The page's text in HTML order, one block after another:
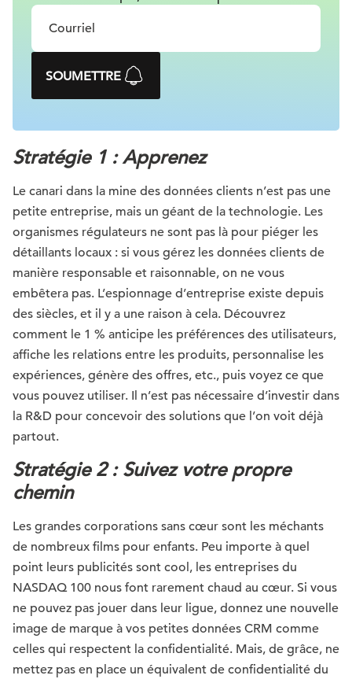
SOUMETTRE
Stratégie 1 : Apprenez
Le canari dans la mine des données clients n’est pas une
petite entreprise, mais un géant de la technologie. Les
organismes régulateurs ne sont pas là pour piéger les
détaillants locaux : si vous gérez les données clients de
manière responsable et raisonnable, on ne vous
embêtera pas. L’espionnage d’entreprise existe depuis
des siècles, et il y a une raison à cela. Découvrez
comment le 1 % anticipe les préférences des utilisateurs,
affiche les relations entre les produits, personnalise les
expériences, génère des offres, etc., puis voyez ce que
vous pouvez utiliser. Il n’est pas nécessaire d’investir dans
la R&D pour concevoir des solutions que l’on voit déjà
partout.
Stratégie 2 : Suivez votre propre
chemin
Les grandes corporations sans cœur sont les méchants
de nombreux films pour enfants. Peu importe à quel
point leurs publicités sont cool, les entreprises du
NASDAQ 100 nous font rarement chaud au cœur. Si vous
ne pouvez pas jouer dans leur ligue, donnez une nouvelle
image de marque à vos petites données CRM comme
celles qui respectent la confidentialité. Mais, de grâce, ne
mettez pas en place un équivalent de confidentialité du